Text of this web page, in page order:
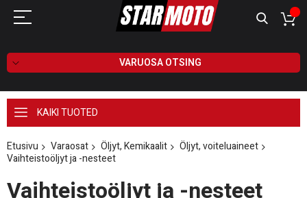
VARUOSA OTSING
KAIKI TUOTED
Etusivu Varaosat Öljyt, Kemikaalit
Öljyt, voiteluaineet
Vaihteistoöljyt ja -nesteet
Vaihteistoöljyt ja -nesteet